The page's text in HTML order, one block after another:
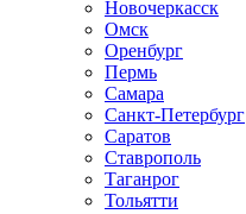
Новочеркаcск
Омск
Оренбург
Пермь
Самара
Санкт-Петербург
Саратов
Ставрополь
Таганрог
Тольятти